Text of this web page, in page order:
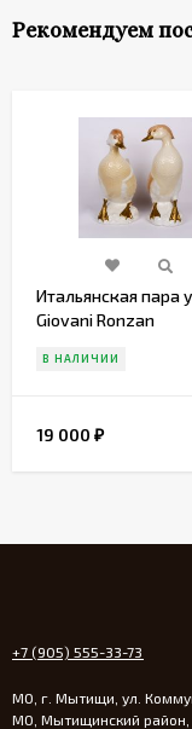
Рекомендуем
Итальянская пара
Giovani Ronzan
В НАЛИЧИИ
19 000 ₽
+7 (905) 555-33-73
МО, г. Мытищи, ул.
МО, Мытищинский район,